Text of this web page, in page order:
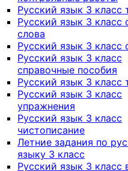
Русский язык 3 класс
Русский язык 3 класс
слова
Русский язык 3 класс
Русский язык 3 класс
справочные пособия
Русский язык 3 класс
Русский язык 3 класс
упражнения
Русский язык 3 класс
чистописание
Летние задания по
языку 3 класс
Русский язык 3 класс